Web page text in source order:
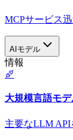
MCPサービス
AIモデル
情報
大規模言語モ
主要なLLM API